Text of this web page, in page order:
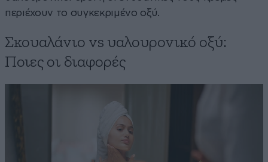
περιέχουν το συγκεκριμένο οξύ.
Σκουαλάνιο vs υαλουρονικό οξύ:
Ποιες οι διαφορές